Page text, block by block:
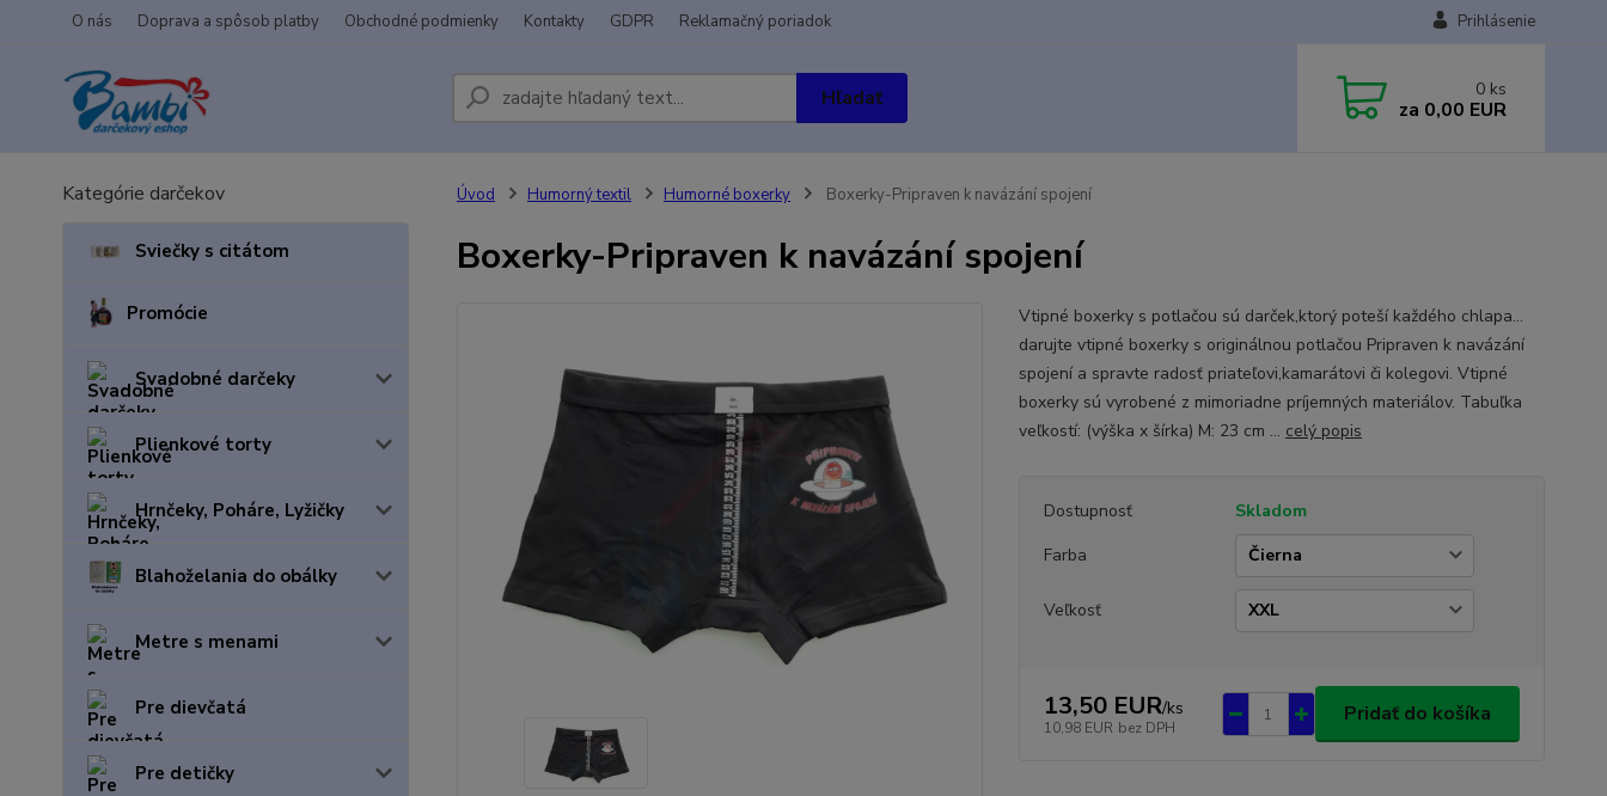
O nás Doprava a spôsob platby Obchodné podmienky Kontakty GDPR Reklamačný poriadok Prihlásenie
Hľadať 0 ks
za 0,00 EUR
Kategórie darčekov
Sviečky s citátom
Promócie
Svadobné darčeky
Plienkové torty
Hrnčeky, Poháre, Lyžičky
Blahoželania do obálky
Metre s menami
Pre dievčatá
Pre detičky
Úvod Humorný textil Humorné boxerky Boxerky-Pripraven k navázání spojení
Boxerky-Pripraven k navázání spojení
Vtipné boxerky s potlačou sú darček,ktorý poteší každého chlapa...
darujte vtipné boxerky s originálnou potlačou Pripraven k navázání
spojení a spravte radosť priateľovi,kamarátovi či kolegovi. Vtipné
boxerky sú vyrobené z mimoriadne príjemných materiálov. Tabuľka
veľkostí: (výška x šírka) M: 23 cm ... celý popis
Dostupnosť
Skladom
Farba
Veľkosť
13,50 EUR/ks
10,98 EUR bez DPH
Pridať do košíka